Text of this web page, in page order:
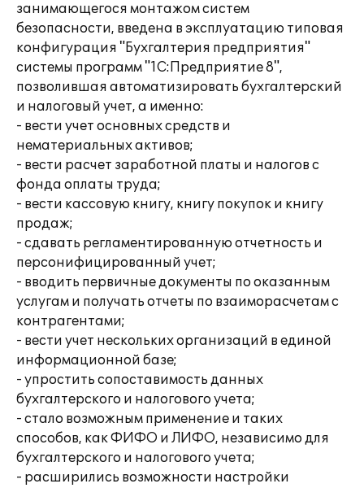
занимающегося монтажом систем
безопасности, введена в эксплуатацию типовая
конфигурация "Бухгалтерия предприятия"
системы программ "1С:Предприятие 8",
позволившая автоматизировать бухгалтерский
и налоговый учет, а именно:
- вести учет основных средств и
нематериальных активов;
- вести расчет заработной платы и налогов с
фонда оплаты труда;
- вести кассовую книгу, книгу покупок и книгу
продаж;
- сдавать регламентированную отчетность и
персонифицированный учет;
- вводить первичные документы по оказанным
услугам и получать отчеты по взаиморасчетам с
контрагентами;
- вести учет нескольких организаций в единой
информационной базе;
- упростить сопоставимость данных
бухгалтерского и налогового учета;
- стало возможным применение и таких
способов, как ФИФО и ЛИФО, независимо для
бухгалтерского и налогового учета;
- расширились возможности настройки